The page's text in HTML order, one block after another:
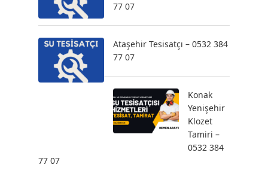
77 07
Ataşehir Tesisatçı – 0532 384
77 07
Konak
Yenişehir
Klozet
Tamiri –
0532 384
77 07